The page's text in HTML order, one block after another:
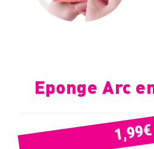
Eponge Arc
1,99€